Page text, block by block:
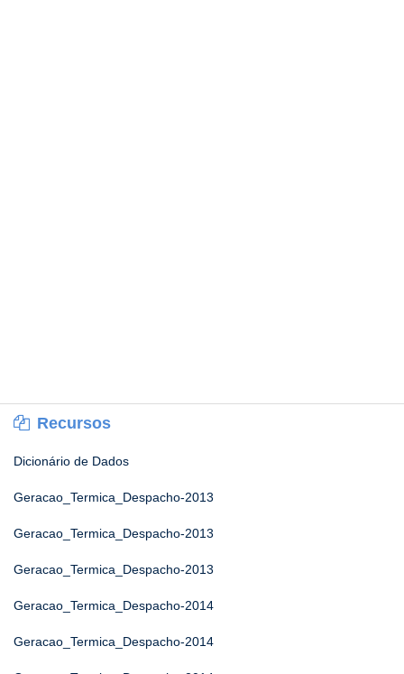
Recursos
Dicionário de Dados
Geracao_Termica_Despacho-2013
Geracao_Termica_Despacho-2013
Geracao_Termica_Despacho-2013
Geracao_Termica_Despacho-2014
Geracao_Termica_Despacho-2014